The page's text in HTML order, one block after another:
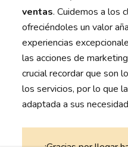
ventas. Cuidemos a los
ofreciéndoles un valor
experiencias
las acciones de
crucial recordar que son
los servicios, por lo que
adaptada a sus